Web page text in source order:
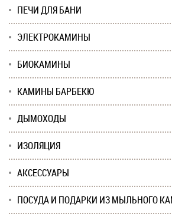
ПЕЧИ ДЛЯ БАНИ
ЭЛЕКТРОКАМИНЫ
БИОКАМИНЫ
КАМИНЫ БАРБЕКЮ
ДЫМОХОДЫ
ИЗОЛЯЦИЯ
АКСЕССУАРЫ
ПОСУДА И ПОДАРКИ ИЗ МЫЛЬНОГО